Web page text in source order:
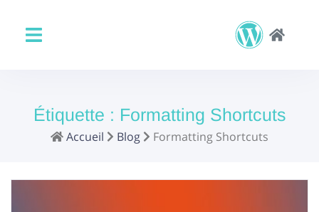
Étiquette : Formatting Shortcuts
Accueil Blog Formatting Shortcuts